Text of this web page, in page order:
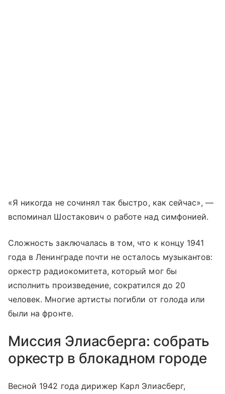
«Я никогда не сочинял так быстро, как сейчас», —
вспоминал Шостакович о работе над симфонией.
Сложность заключалась в том, что к концу 1941
года в Ленинграде почти не осталось музыкантов:
оркестр радиокомитета, который мог бы
исполнить произведение, сократился до 20
человек. Многие артисты погибли от голода или
были на фронте.
Миссия Элиасберга: собрать
оркестр в блокадном городе
Весной 1942 года дирижер Карл Элиасберг,